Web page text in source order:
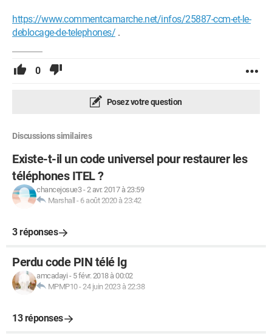
https://www.commentcamarche.net/infos/25887-ccm-et-le-
deblocage-de-telephones/ .
0
Posez votre question
Discussions similaires
Existe-t-il un code universel pour restaurer les
téléphones ITEL ?
chancejosue3-2 avr. 2017 à 23:59
Marshall - 6 août 2020 à 23:42
3 réponses
Perdu code PIN télé lg
amcadayi - 5 févr. 2018 à 00:02
MPMP10-24 juin 2023 à 22:38
13 réponses